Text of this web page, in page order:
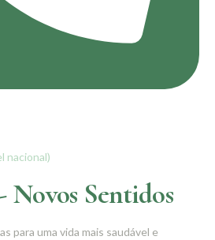
nacional)
Novos Sentidos
para uma vida mais saudável e